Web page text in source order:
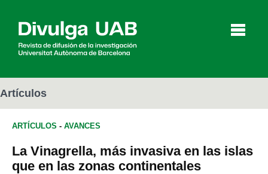
Artículos Entrevistas
Artículos
ARTÍCULOS - AVANCES
La Vinagrella, más invasiva en las islas
que en las zonas continentales